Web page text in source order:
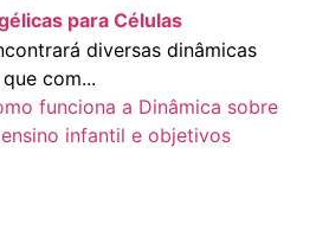
para Células
diversas dinâmicas
com...